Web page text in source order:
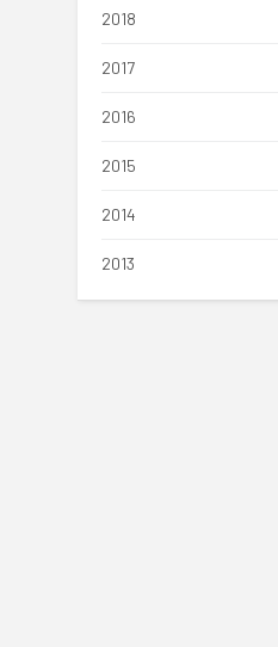
2018
2017
2016
2015
2014
2013